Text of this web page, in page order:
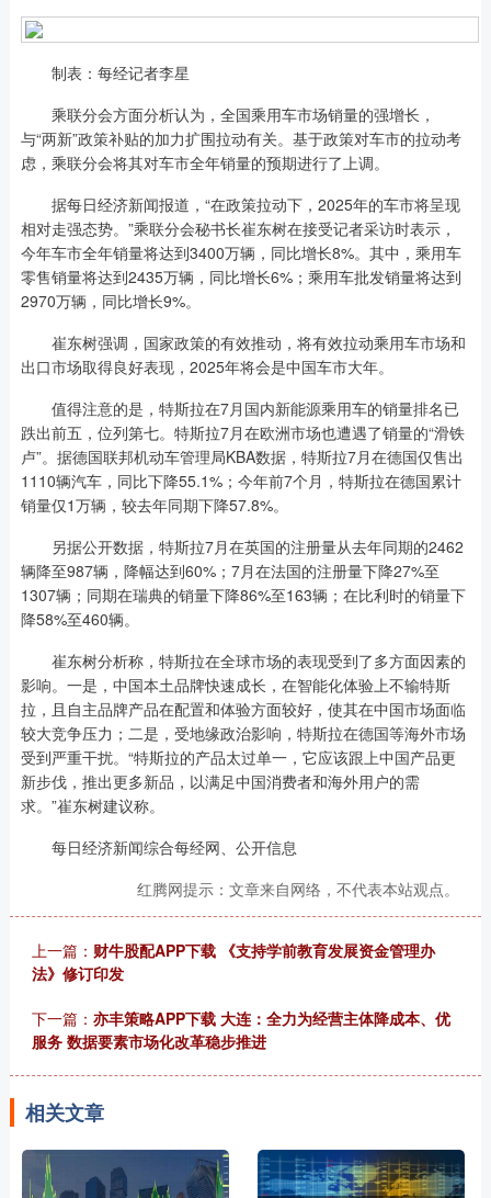
制表：每经记者李星
乘联分会方面分析认为，全国乘用车市场销量的强增长，
与“两新”政策补贴的加力扩围拉动有关。基于政策对车市的拉动考
虑，乘联分会将其对车市全年销量的预期进行了上调。
据每日经济新闻报道，“在政策拉动下，2025年的车市将呈现
相对走强态势。”乘联分会秘书长崔东树在接受记者采访时表示，
今年车市全年销量将达到3400万辆，同比增长8%。其中，乘用车
零售销量将达到2435万辆，同比增长6%；乘用车批发销量将达到
2970万辆，同比增长9%。
崔东树强调，国家政策的有效推动，将有效拉动乘用车市场和
出口市场取得良好表现，2025年将会是中国车市大年。
值得注意的是，特斯拉在7月国内新能源乘用车的销量排名已
跌出前五，位列第七。特斯拉7月在欧洲市场也遭遇了销量的“滑铁
卢”。据德国联邦机动车管理局KBA数据，特斯拉7月在德国仅售出
1110辆汽车，同比下降55.1%；今年前7个月，特斯拉在德国累计
销量仅1万辆，较去年同期下降57.8%。
另据公开数据，特斯拉7月在英国的注册量从去年同期的2462
辆降至987辆，降幅达到60%；7月在法国的注册量下降27%至
1307辆；同期在瑞典的销量下降86%至163辆；在比利时的销量下
降58%至460辆。
崔东树分析称，特斯拉在全球市场的表现受到了多方面因素的
影响。一是，中国本土品牌快速成长，在智能化体验上不输特斯
拉，且自主品牌产品在配置和体验方面较好，使其在中国市场面临
较大竞争压力；二是，受地缘政治影响，特斯拉在德国等海外市场
受到严重干扰。“特斯拉的产品太过单一，它应该跟上中国产品更
新步伐，推出更多新品，以满足中国消费者和海外用户的需
求。”崔东树建议称。
每日经济新闻综合每经网、公开信息
红腾网提示：文章来自网络，不代表本站观点。
上一篇： 财牛股配APP下载 《支持学前教育发展资金管理办
法》修订印发
下一篇： 亦丰策略APP下载 大连：全力为经营主体降成本、优
服务 数据要素市场化改革稳步推进
相关文章